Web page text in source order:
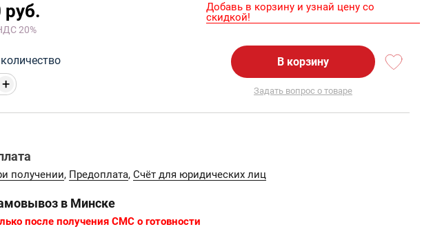
Добавь в корзину и узнай цену со
скидкой!
руб.
20%
+
В корзину
Задать вопрос о товаре
получении, Предоплата, Счёт для юридических лиц
в Минске
после получения СМС о готовности